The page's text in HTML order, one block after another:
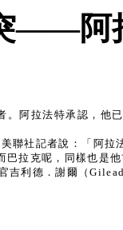
——阿
阿拉法特承認，
聯社記者說：「阿
拉克呢，同樣也是
利德．謝爾（